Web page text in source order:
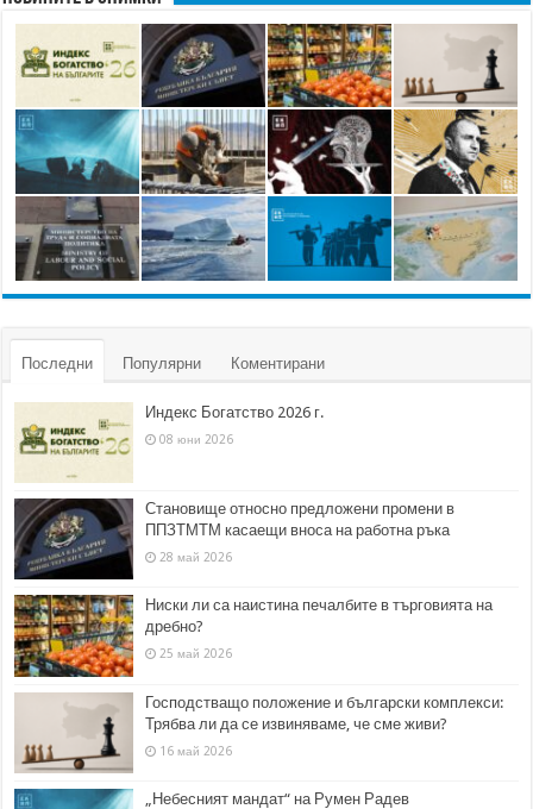
Последни Популярни Коментирани
Индекс Богатство 2026 г.
08 юни 2026
Становище относно предложени промени в
ППЗТМТМ касаещи вноса на работна ръка
28 май 2026
Ниски ли са наистина печалбите в търговията на
дребно?
25 май 2026
Господстващо положение и български комплекси:
Трябва ли да се извиняваме, че сме живи?
16 май 2026
„Небесният мандат“ на Румен Радев